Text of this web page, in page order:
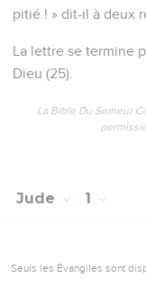
pitié ! » dit-il à deux
La lettre se termine
Dieu (25).
La Bible Du Semeur
Jude 1
Seuls les Évangiles sont